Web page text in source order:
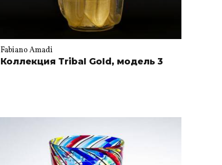
Fabiano Amadi
Коллекция Tribal Gold, модель 3